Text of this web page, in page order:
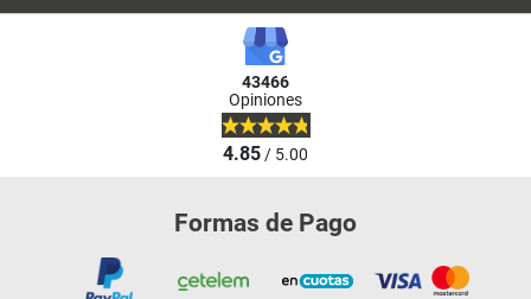
43466
Opiniones
4.85/ 5.00
Formas de Pago